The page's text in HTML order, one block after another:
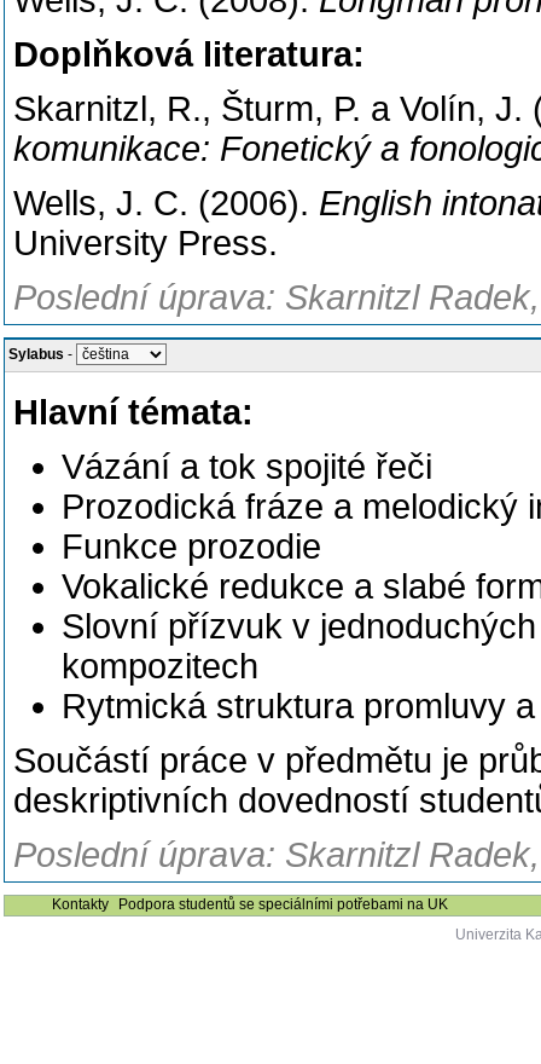
Doplňková literatura:
Skarnitzl, R., Šturm, P. a Volín,
komunikace: Fonetický a
Wells, J. C. (2006). English
University Press.
Poslední úprava: Skarnitzl
Sylabus -
Hlavní témata:
Vázání a tok spojité řeči
Prozodická fráze a melodický
Funkce prozodie
Vokalické redukce a slabé
Slovní přízvuk v
kompozitech
Rytmická struktura promluvy
Součástí práce v předmětu je
deskriptivních dovedností
Poslední úprava: Skarnitzl
Kontakty
Podpora studentů se speciálními potřebami na UK
Univerzita